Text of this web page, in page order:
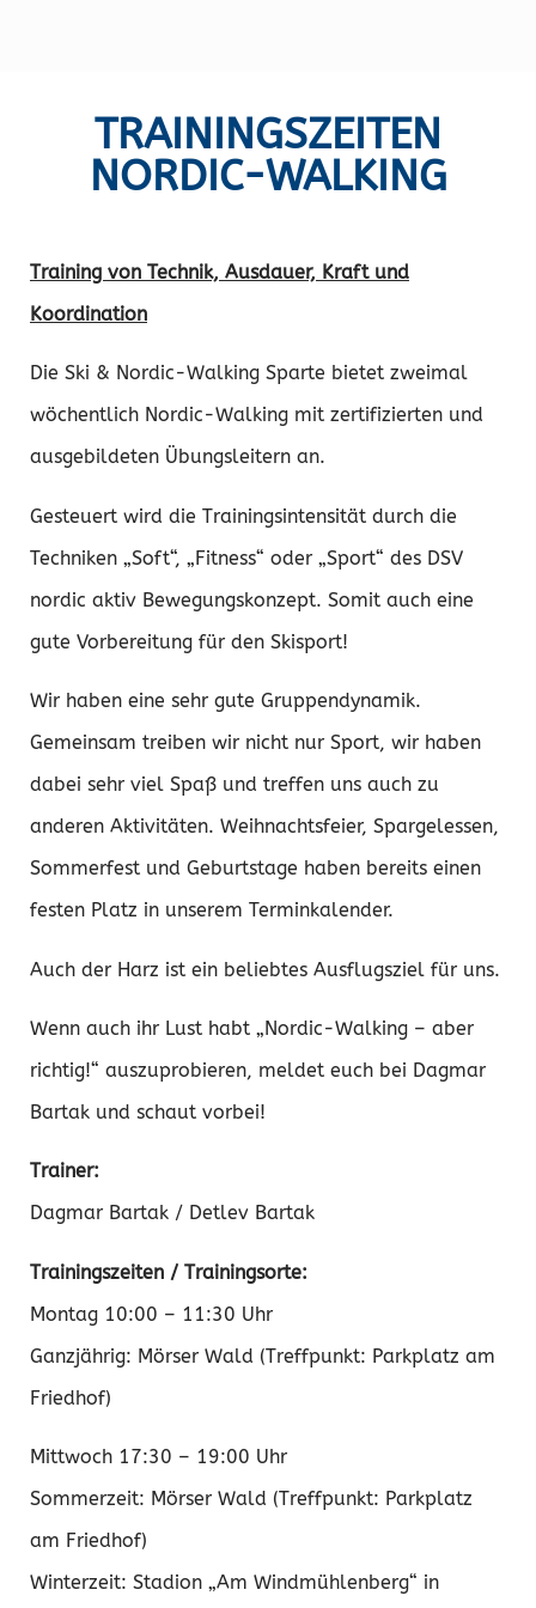
TRAININGSZEITEN
NORDIC-WALKING
Training von Technik, Ausdauer, Kraft und
Koordination
Die Ski & Nordic-Walking Sparte bietet zweimal
wöchentlich Nordic-Walking mit zertifizierten und
ausgebildeten Übungsleitern an.
Gesteuert wird die Trainingsintensität durch die
Techniken „Soft“, „Fitness“ oder „Sport“ des DSV
nordic aktiv Bewegungskonzept. Somit auch eine
gute Vorbereitung für den Skisport!
Wir haben eine sehr gute Gruppendynamik.
Gemeinsam treiben wir nicht nur Sport, wir haben
dabei sehr viel Spaß und treffen uns auch zu
anderen Aktivitäten. Weihnachtsfeier, Spargelessen,
Sommerfest und Geburtstage haben bereits einen
festen Platz in unserem Terminkalender.
Auch der Harz ist ein beliebtes Ausflugsziel für uns.
Wenn auch ihr Lust habt „Nordic-Walking – aber
richtig!“ auszuprobieren, meldet euch bei Dagmar
Bartak und schaut vorbei!
Trainer:
Dagmar Bartak / Detlev Bartak
Trainingszeiten / Trainingsorte:
Montag 10:00 – 11:30 Uhr
Ganzjährig: Mörser Wald (Treffpunkt: Parkplatz am
Friedhof)
Mittwoch 17:30 – 19:00 Uhr
Sommerzeit: Mörser Wald (Treffpunkt: Parkplatz
am Friedhof)
Winterzeit: Stadion „Am Windmühlenberg“ in